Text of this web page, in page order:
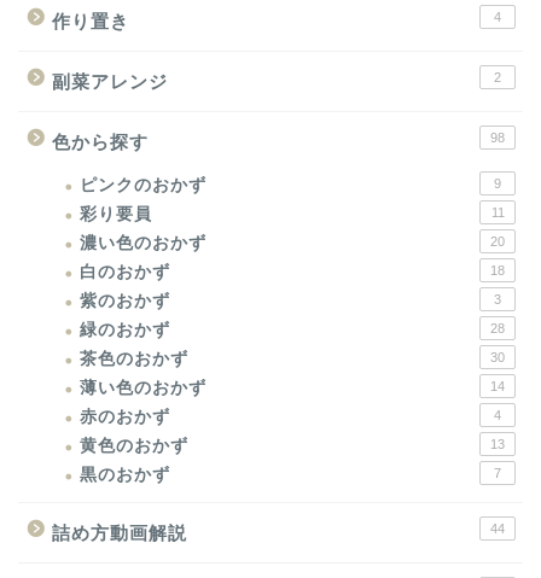
作り置き 4
副菜アレンジ 2
色から探す 98
ピンクのおかず 9
彩り要員 11
濃い色のおかず 20
白のおかず 18
紫のおかず 3
緑のおかず 28
茶色のおかず 30
薄い色のおかず 14
赤のおかず 4
黄色のおかず 13
黒のおかず 7
詰め方動画解説 44